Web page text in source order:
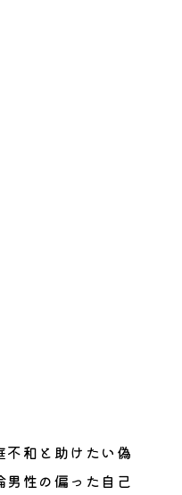
不和と助けたい偽
男性の偏った自己